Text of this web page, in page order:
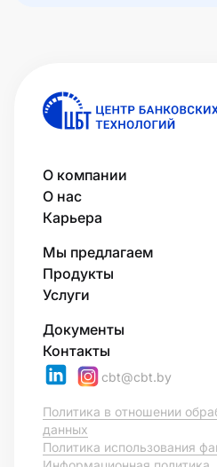
О компании
О нас
Карьера
Мы предлагаем
Продукты
Услуги
Документы
Контакты
cbt@cbt.by
Политика в отношении
данных
Политика использования